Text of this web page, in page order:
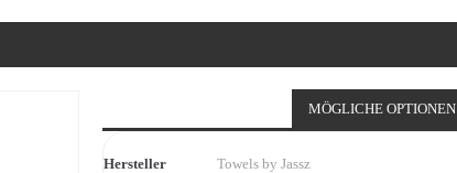
MÖGLICHE OPTIONEN
Hersteller
Towels by Jassz